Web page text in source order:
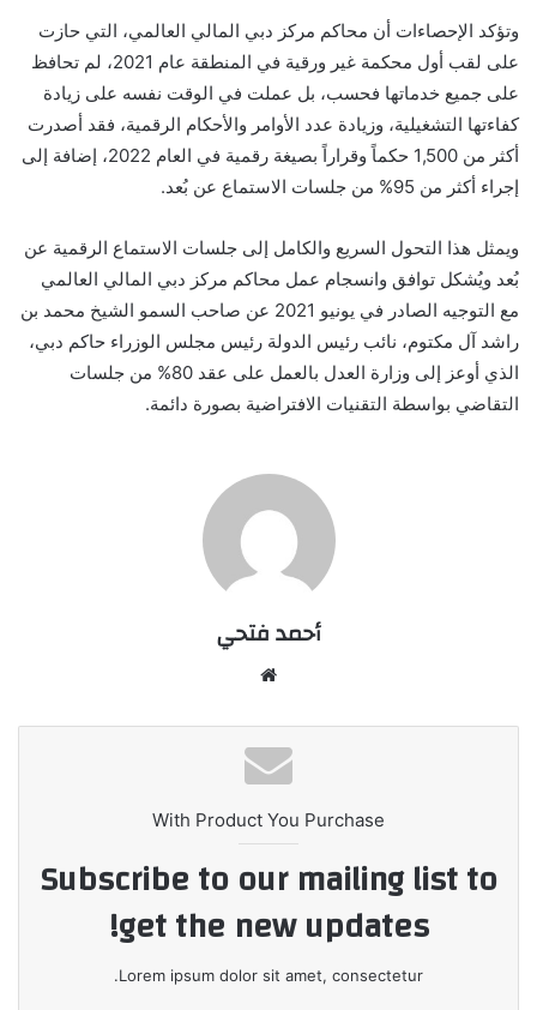
وتؤكد الإحصاءات أن محاكم مركز دبي المالي العالمي، التي حازت
على لقب أول محكمة غير ورقية في المنطقة عام 2021، لم تحافظ
على جميع خدماتها فحسب، بل عملت في الوقت نفسه على زيادة
كفاءتها التشغيلية، وزيادة عدد الأوامر والأحكام الرقمية، فقد أصدرت
أكثر من 1,500 حكماً وقراراً بصيغة رقمية في العام 2022، إضافة إلى
إجراء أكثر من 95% من جلسات الاستماع عن بُعد.
ويمثل هذا التحول السريع والكامل إلى جلسات الاستماع الرقمية عن
بُعد ويُشكل توافق وانسجام عمل محاكم مركز دبي المالي العالمي
مع التوجيه الصادر في يونيو 2021 عن صاحب السمو الشيخ محمد بن
راشد آل مكتوم، نائب رئيس الدولة رئيس مجلس الوزراء حاكم دبي،
الذي أوعز إلى وزارة العدل بالعمل على عقد 80% من جلسات
التقاضي بواسطة التقنيات الافتراضية بصورة دائمة.
أحمد فتحي
With Product You Purchase
Subscribe to our mailing list to
get the new updates!
Lorem ipsum dolor sit amet, consectetur.